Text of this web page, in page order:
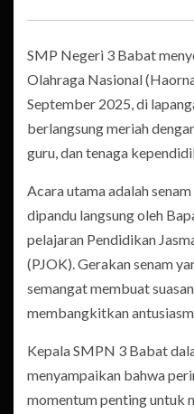
SMP Negeri 3 Babat
Olahraga Nasional
September 2025, di
berlangsung meriah
guru, dan tenaga
Acara utama adalah
dipandu langsung oleh
pelajaran Pendidikan
(PJOK). Gerakan senam
semangat membuat
membangkitkan
Kepala SMPN 3 Babat
menyampaikan bahwa
momentum penting untuk